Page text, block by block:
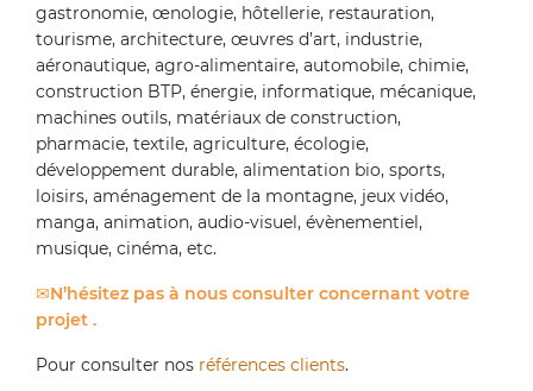
gastronomie, œnologie, hôtellerie, restauration,
tourisme, architecture, œuvres d’art, industrie,
aéronautique, agro-alimentaire, automobile, chimie,
construction BTP, énergie, informatique, mécanique,
machines outils, matériaux de construction,
pharmacie, textile, agriculture, écologie,
développement durable, alimentation bio, sports,
loisirs, aménagement de la montagne, jeux vidéo,
manga, animation, audio-visuel, évènementiel,
musique, cinéma, etc.
N’hésitez pas à nous consulter concernant votre
projet .
Pour consulter nos références clients.